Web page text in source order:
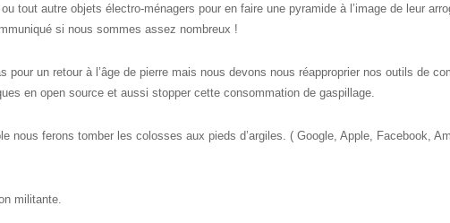
tout autre objets électro-ménagers pour en faire une pyramide à l’image de leur
si nous sommes assez nombreux !
pour un retour à l’âge de pierre mais nous devons nous réapproprier nos outils de
en open source et aussi stopper cette consommation de gaspillage.
nous ferons tomber les colosses aux pieds d’argiles. ( Google, Apple, Facebook,
militante.